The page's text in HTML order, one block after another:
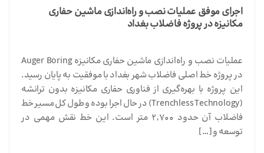
اجرای موفق عملیات نصب و راه‌اندازی ماشین حفاری
مکانیزه در پروژه فاضلاب بغداد
عملیات نصب و راه‌اندازی ماشین حفاری مکانیزه Auger Boring
در پروژه خط اصلی فاضلاب شهر بغداد با موفقیت به پایان رسید.
این پروژه با بهره‌گیری از فناوری حفاری مکانیزه بدون ترانشه
(Trenchless Technology) در حال اجرا بوده و طول کل مسیر خط
فاضلاب آن حدود ۲٬۷۰۰ متر است. این خط نقش مهمی در
توسعه و […]